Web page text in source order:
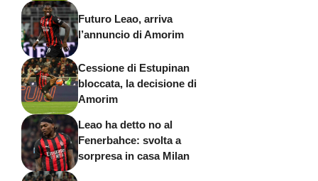
Futuro Leao, arriva
l’annuncio di Amorim
Cessione di Estupinan
bloccata, la decisione di
Amorim
Leao ha detto no al
Fenerbahce: svolta a
sorpresa in casa Milan